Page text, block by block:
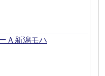
Ａ新潟モハ